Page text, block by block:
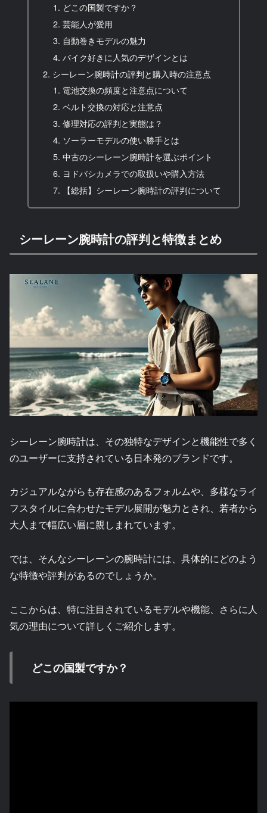
どこの国製ですか？
芸能人が愛用
自動巻きモデルの魅力
バイク好きに人気のデザインとは
シーレーン腕時計の評判と購入時の注意点
電池交換の頻度と注意点について
ベルト交換の対応と注意点
修理対応の評判と実態は？
ソーラーモデルの使い勝手とは
中古のシーレーン腕時計を選ぶポイント
ヨドバシカメラでの取扱いや購入方法
【総括】シーレーン腕時計の評判について
シーレーン腕時計の評判と特徴まとめ
シーレーン腕時計は、その独特なデザインと機能性で多く
のユーザーに支持されている日本発のブランドです。
カジュアルながらも存在感のあるフォルムや、多様なライ
フスタイルに合わせたモデル展開が魅力とされ、若者から
大人まで幅広い層に親しまれています。
では、そんなシーレーンの腕時計には、具体的にどのよう
な特徴や評判があるのでしょうか。
ここからは、特に注目されているモデルや機能、さらに人
気の理由について詳しくご紹介します。
どこの国製ですか？